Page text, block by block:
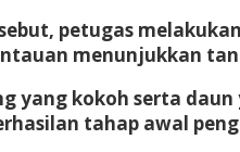
petugas
menunjukkan
yang kokoh serta
tahap awal